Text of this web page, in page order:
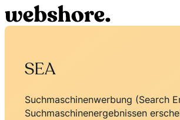
SEA
Suchmaschinenwerbung (Search
Suchmaschinenergebnissen